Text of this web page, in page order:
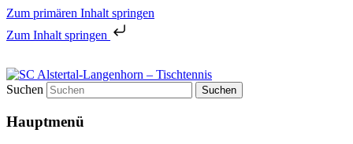
Zum primären Inhalt springen
Zum Inhalt springen
SC Alstertal-Langenhorn –
Tischtennis
Tischtennis in Hamburgs Norden
Suchen
Hauptmenü